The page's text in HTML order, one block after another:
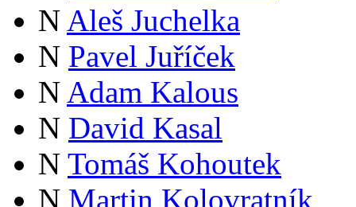
N Aleš Juchelka
N Pavel Juříček
N Adam Kalous
N David Kasal
N Tomáš Kohoutek
N Martin Kolovratník